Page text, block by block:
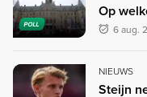
POLL
Op
6 aug.
NIEUWS
Steijn